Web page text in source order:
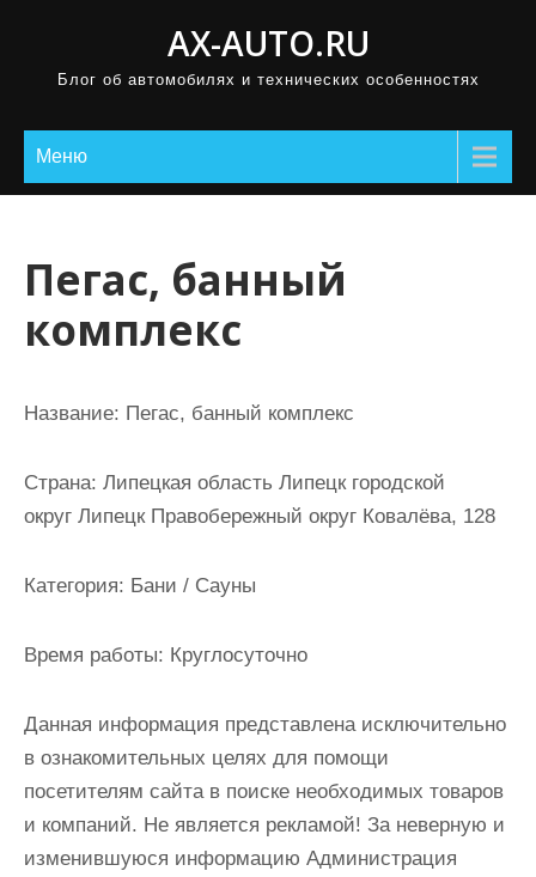
AX-AUTO.RU
Блог об автомобилях и технических особенностях
Меню
Пегас, банный
комплекс
Название: Пегас, банный комплекс
Страна: Липецкая область Липецк городской
округ Липецк Правобережный округ Ковалёва, 128
Категория: Бани / Сауны
Время работы: Круглосуточно
Данная информация представлена исключительно
в ознакомительных целях для помощи
посетителям сайта в поиске необходимых товаров
и компаний. Не является рекламой! За неверную и
изменившуюся информацию Администрация